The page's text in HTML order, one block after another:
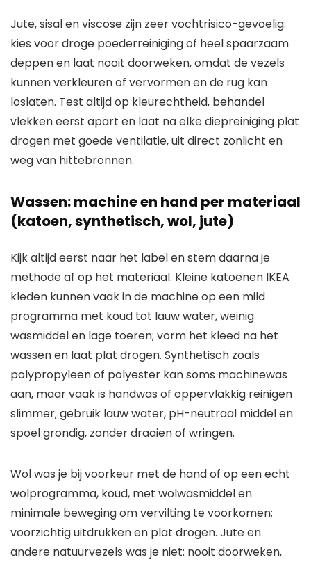
Jute, sisal en viscose zijn zeer vochtrisico-gevoelig:
kies voor droge poederreiniging of heel spaarzaam
deppen en laat nooit doorweken, omdat de vezels
kunnen verkleuren of vervormen en de rug kan
loslaten. Test altijd op kleurechtheid, behandel
vlekken eerst apart en laat na elke diepreiniging plat
drogen met goede ventilatie, uit direct zonlicht en
weg van hittebronnen.
Wassen: machine en hand per materiaal
(katoen, synthetisch, wol, jute)
Kijk altijd eerst naar het label en stem daarna je
methode af op het materiaal. Kleine katoenen IKEA
kleden kunnen vaak in de machine op een mild
programma met koud tot lauw water, weinig
wasmiddel en lage toeren; vorm het kleed na het
wassen en laat plat drogen. Synthetisch zoals
polypropyleen of polyester kan soms machinewas
aan, maar vaak is handwas of oppervlakkig reinigen
slimmer; gebruik lauw water, pH-neutraal middel en
spoel grondig, zonder draaien of wringen.
Wol was je bij voorkeur met de hand of op een echt
wolprogramma, koud, met wolwasmiddel en
minimale beweging om vervilting te voorkomen;
voorzichtig uitdrukken en plat drogen. Jute en
andere natuurvezels was je niet: nooit doorweken,